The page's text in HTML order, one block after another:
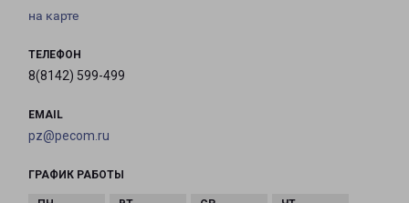
на карте
ТЕЛЕФОН
8(8142) 599-499
EMAIL
pz@pecom.ru
ГРАФИК РАБОТЫ